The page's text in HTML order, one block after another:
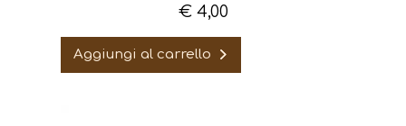
€4,00
Aggiungi al carrello